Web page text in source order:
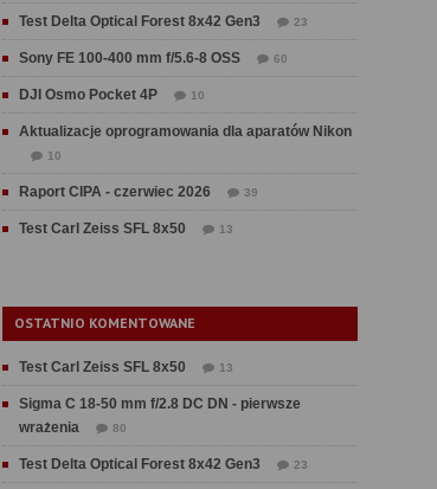
Test Delta Optical Forest 8x42 Gen3 23
Sony FE 100-400 mm f/5.6-8 OSS 60
DJI Osmo Pocket 4P 10
Aktualizacje oprogramowania dla aparatów Nikon
10
Raport CIPA - czerwiec 2026 39
Test Carl Zeiss SFL 8x50 13
OSTATNIO KOMENTOWANE
Test Carl Zeiss SFL 8x50 13
Sigma C 18-50 mm f/2.8 DC DN - pierwsze
wrażenia
80
Test Delta Optical Forest 8x42 Gen3 23